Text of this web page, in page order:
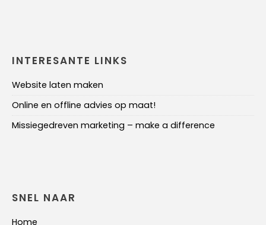
INTERESANTE LINKS
Website laten maken
Online en offline advies op maat!
Missiegedreven marketing – make a difference
SNEL NAAR
Home